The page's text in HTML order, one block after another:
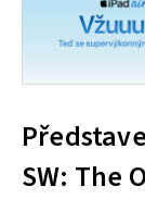
SW: The